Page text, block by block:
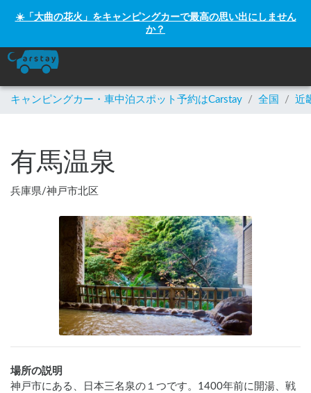
☀️「大曲の花火」をキャンピングカーで最高の思い出にしません
か？
キャンピングカー・車中泊スポット予約はCarstay / 全国 / 近
有馬温泉
兵庫県/神戸市北区
場所の説明
神戸市にある、日本三名泉の１つです。1400年前に開湯、戦